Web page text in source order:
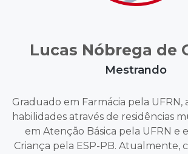
Lucas Nóbrega de
Mestrando
Graduado em Farmácia pela UFRN,
habilidades através de residências
em Atenção Básica pela UFRN e
Criança pela ESP-PB. Atualmente,